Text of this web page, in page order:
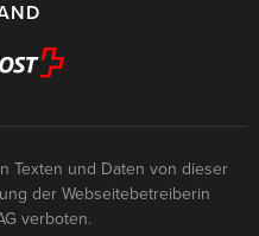
Texten und Daten von dieser
der Webseitebetreiberin
verboten.